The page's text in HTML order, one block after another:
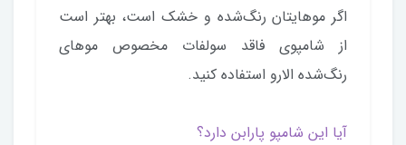
اگر موهایتان رنگ‌شده و خشک است، بهتر است
از شامپوی فاقد سولفات مخصوص موهای
رنگ‌شده الارو استفاده کنید.
آیا این شامپو پارابن دارد؟